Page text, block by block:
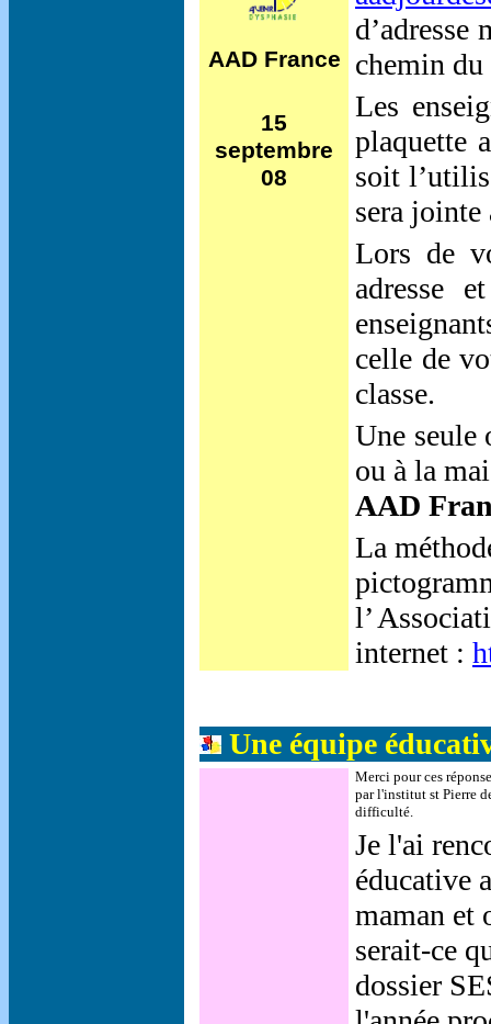
AAD France
15
septembre
08
chemin
Les
plaquette
soit
sera jointe
Lors de
adresse
celle de
classe.
Une
ou à la
AAD
La
l’
internet :
Une équipe
Merci pour ces
par l'institut st Pierre
difficulté.
Je l'ai
éducative
maman et
serait-ce
dossier